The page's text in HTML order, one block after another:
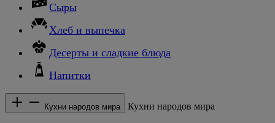
Сыры
Хлеб и выпечка
Десерты и сладкие блюда
Напитки
Кухни народов мира Кухни народов мира